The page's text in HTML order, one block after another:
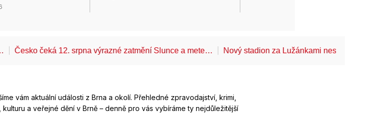
Česko čeká 12. srpna výrazné zatmění Slunce a mete… Nový stadion za Lužánkami nesmí mít dle
vám aktuální události z Brna a okolí. Přehledné zpravodajství, krimi,
kulturu a veřejné dění v Brně – denně pro vás vybíráme ty nejdůležitější